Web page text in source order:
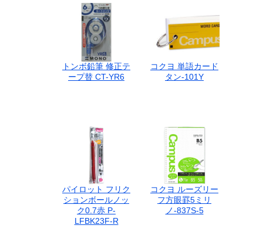
書き心地 テスパ向
上 替え芯 カエシン
シャープ替芯 シャ
ープペンシル替芯
トンボ鉛筆 修正テ
ープ替 CT-YR6
コクヨ 単語カード
タン-101Y
パイロット フリク
ションボールノッ
ク0.7赤 P-
LFBK23F-R
コクヨ ルーズリー
フ方眼罫5ミリ
ノ-837S-5